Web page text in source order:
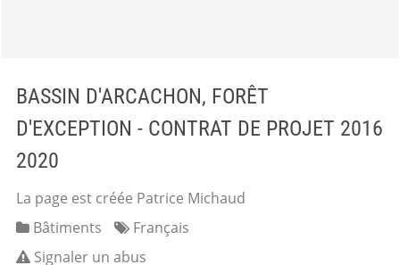
BASSIN D'ARCACHON, FORÊT
D'EXCEPTION - CONTRAT DE PROJET 2016
2020
La page est créée Patrice Michaud
Bâtiments
Français
Signaler un abus